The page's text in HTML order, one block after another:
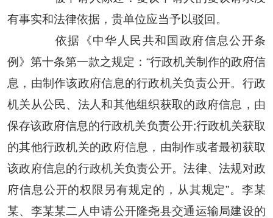
有事实和法律依据，贵单位应当予以驳回。
依据《中华人民共和国政府信息公开条
例》第十条第一款之规定：“行政机关制作的政府信
息，由制作该政府信息的行政机关负责公开。行政
机关从公民、法人和其他组织获取的政府信息，由
保存该政府信息的行政机关负责公开;行政机关获取
的其他行政机关的政府信息，由制作或者最初获取
该政府信息的行政机关负责公开。法律、法规对政
府信息公开的权限另有规定的，从其规定”。李某
某、李某某二人申请公开隆尧县交通运输局建设的